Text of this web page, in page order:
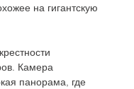
на гигантскую
Камера
панорама, где